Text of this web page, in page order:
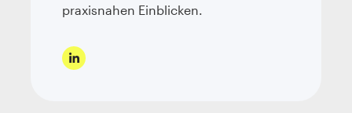
praxisnahen Einblicken.